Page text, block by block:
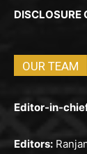
DISCLOSURE
OUR TEAM
Editor-in-
Editors: